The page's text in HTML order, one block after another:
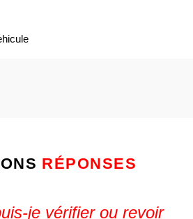
RÉPONSES
je vérifier ou revoir